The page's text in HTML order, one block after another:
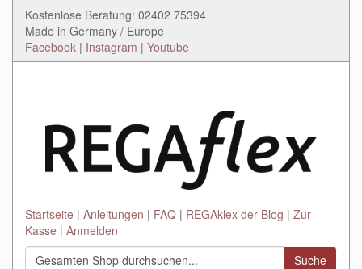
Kostenlose Beratung: 02402 75394
Made in Germany / Europe
Facebook | Instagram | Youtube
Startseite Anleitungen FAQ REGAklex der Blog
Zur
Kasse
Anmelden
Suche